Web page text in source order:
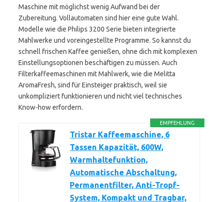
Maschine mit möglichst wenig Aufwand bei der
Zubereitung. Vollautomaten sind hier eine gute Wahl.
Modelle wie die Philips 3200 Serie bieten integrierte
Mahlwerke und voreingestellte Programme. So kannst du
schnell frischen Kaffee genießen, ohne dich mit komplexen
Einstellungsoptionen beschäftigen zu müssen. Auch
Filterkaffeemaschinen mit Mahlwerk, wie die Melitta
AromaFresh, sind für Einsteiger praktisch, weil sie
unkompliziert funktionieren und nicht viel technisches
Know-how erfordern.
EMPFEHLUNG
Tristar Kaffeemaschine, 6
Tassen Kapazität, 600W,
Warmhaltefunktion,
Automatische Abschaltung,
Permanentfilter, Anti-Tropf-
System, Kompakt und Tragbar,